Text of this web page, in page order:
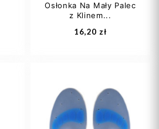
Dodaj do koszyka
Osłonka Na Mały Palec
z Klinem...
16,20 zł